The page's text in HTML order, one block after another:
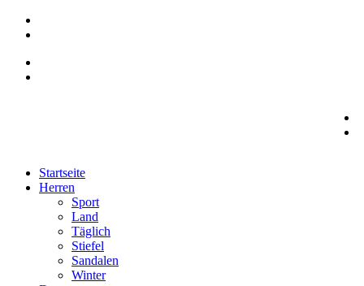
Startseite
Herren
Sport
Land
Täglich
Stiefel
Sandalen
Winter